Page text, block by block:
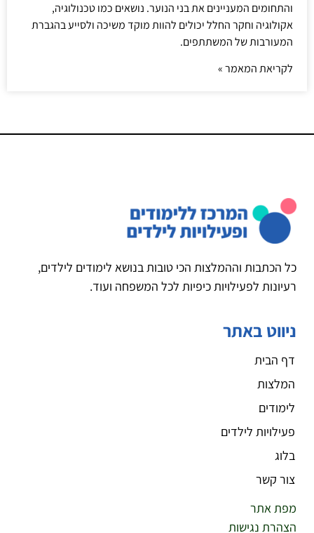
והתחומים המעניינים את בני הנוער. נושאים כמו טכנולוגיה,
אקולוגיה וחקר החלל יכולים להוות מוקד משיכה ולסייע בהגברת
המעורבות של המשתתפים.
לקריאת המאמר »
כל הכתבות וההמלצות הכי טובות בנושא לימודים לילדים,
רעיונות לפעילויות כיפיות לכל המשפחה ועוד.
ניווט באתר
דף הבית
המלצות
לימודים
פעילויות לילדים
בלוג
צור קשר
מפת אתר
הצהרת נגישות